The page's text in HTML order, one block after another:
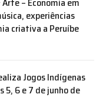
experiências
criativa a Peruíbe
Jogos Indígenas
5, 6 e 7 de junho de